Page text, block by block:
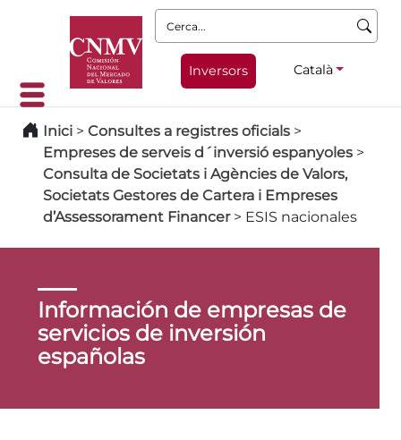
Cerca:
Inversors Català
Inici > Consultes a registres oficials >
Empreses de serveis d´inversió espanyoles >
Consulta de Societats i Agències de Valors,
Societats Gestores de Cartera i Empreses
d’Assessorament Financer> ESIS nacionales
Información de empresas de
servicios de inversión
españolas